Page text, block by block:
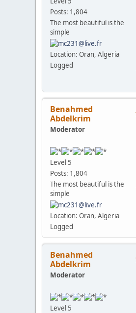
Posts: 1,804
The most beautiful is the
simple
Location: Oran, Algeria
Logged
Benahmed
Abdelkrim
Moderator
Level 5
Posts: 1,804
The most beautiful is the
simple
Location: Oran, Algeria
Logged
Benahmed
Abdelkrim
Moderator
Level 5